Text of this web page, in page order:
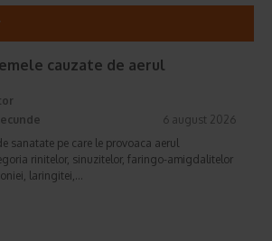
cauzate de aerul
6 august 2026
sanatate pe care le provoaca aerul
rinitelor, sinuzitelor, faringo-amigdalitelor
laringitei,…